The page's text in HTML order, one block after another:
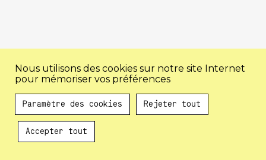
Au programme !
Nous utilisons des cookies sur notre site Internet
pour mémoriser vos préférences
Paramètre des cookies Rejeter tout
Accepter tout